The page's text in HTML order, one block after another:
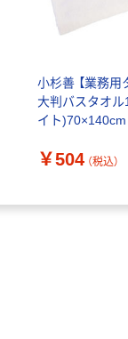
小杉善 【業務用
大判バスタオル
イト
￥504 （税込）